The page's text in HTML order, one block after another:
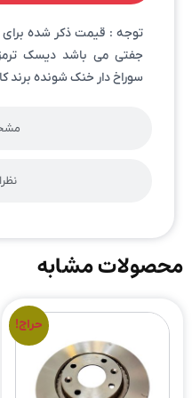
توجه : قیمت ذکر شده
سوراخ دار خنک شونده برند
محصولات مشابه
حراج!